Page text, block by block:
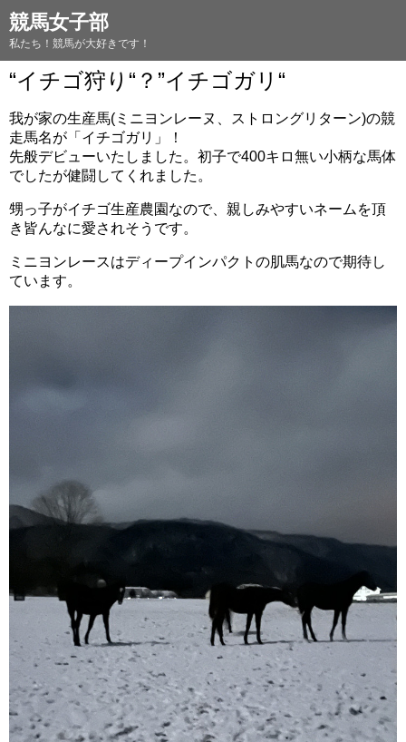
競馬女子部
私たち！競馬が大好きです！
“イチゴ狩り“？”イチゴガリ“
我が家の生産馬(ミニヨンレーヌ、ストロングリターン)の競
走馬名が「イチゴガリ」！
先般デビューいたしました。初子で400キロ無い小柄な馬体
でしたが健闘してくれました。
甥っ子がイチゴ生産農園なので、親しみやすいネームを頂
き皆んなに愛されそうです。
ミニヨンレースはディープインパクトの肌馬なので期待し
ています。